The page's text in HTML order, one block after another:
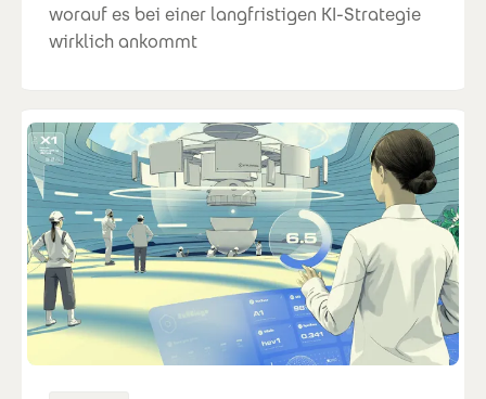
worauf es bei einer langfristigen KI-Strategie
wirklich ankommt